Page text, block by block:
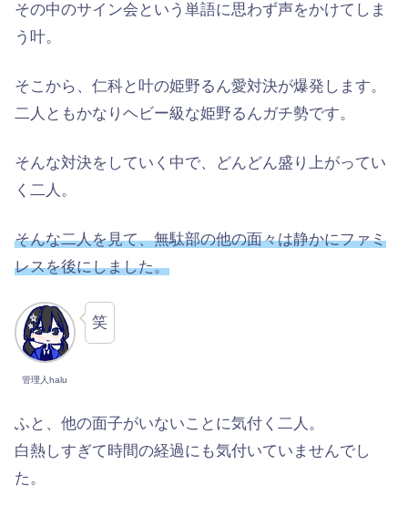
その中のサイン会という単語に思わず声をかけてしま
う叶。
そこから、仁科と叶の姫野るん愛対決が爆発します。
二人ともかなりヘビー級な姫野るんガチ勢です。
そんな対決をしていく中で、どんどん盛り上がってい
く二人。
そんな二人を見て、無駄部の他の面々は静かにファミ
レスを後にしました。
管理人halu
笑
ふと、他の面子がいないことに気付く二人。
白熱しすぎて時間の経過にも気付いていませんでし
た。